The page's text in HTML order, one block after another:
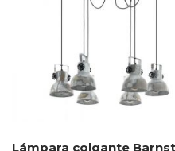
Lámpara colgante